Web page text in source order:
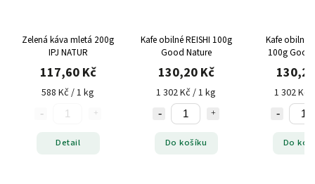
Zelená káva mletá 200g
IPJ NATUR
117,60 Kč
588 Kč / 1 kg
Detail
Kafe obilné REISHI 100g
Good Nature
130,20 Kč
1 302 Kč / 1 kg
Do košíku
Kafe obilné
100g Good
1 302 Kč
Do